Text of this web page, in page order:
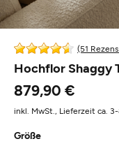
(51
Hochflor Shaggy
879,90 €
inkl. MwSt., Lieferzeit ca.
Größe